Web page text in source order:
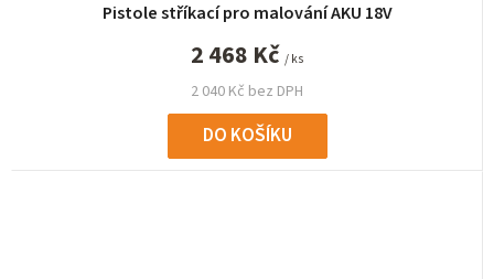
Pistole stříkací pro malování AKU 18V
2 040 Kč bez DPH
2 468 Kč / ks
DO KOŠÍKU